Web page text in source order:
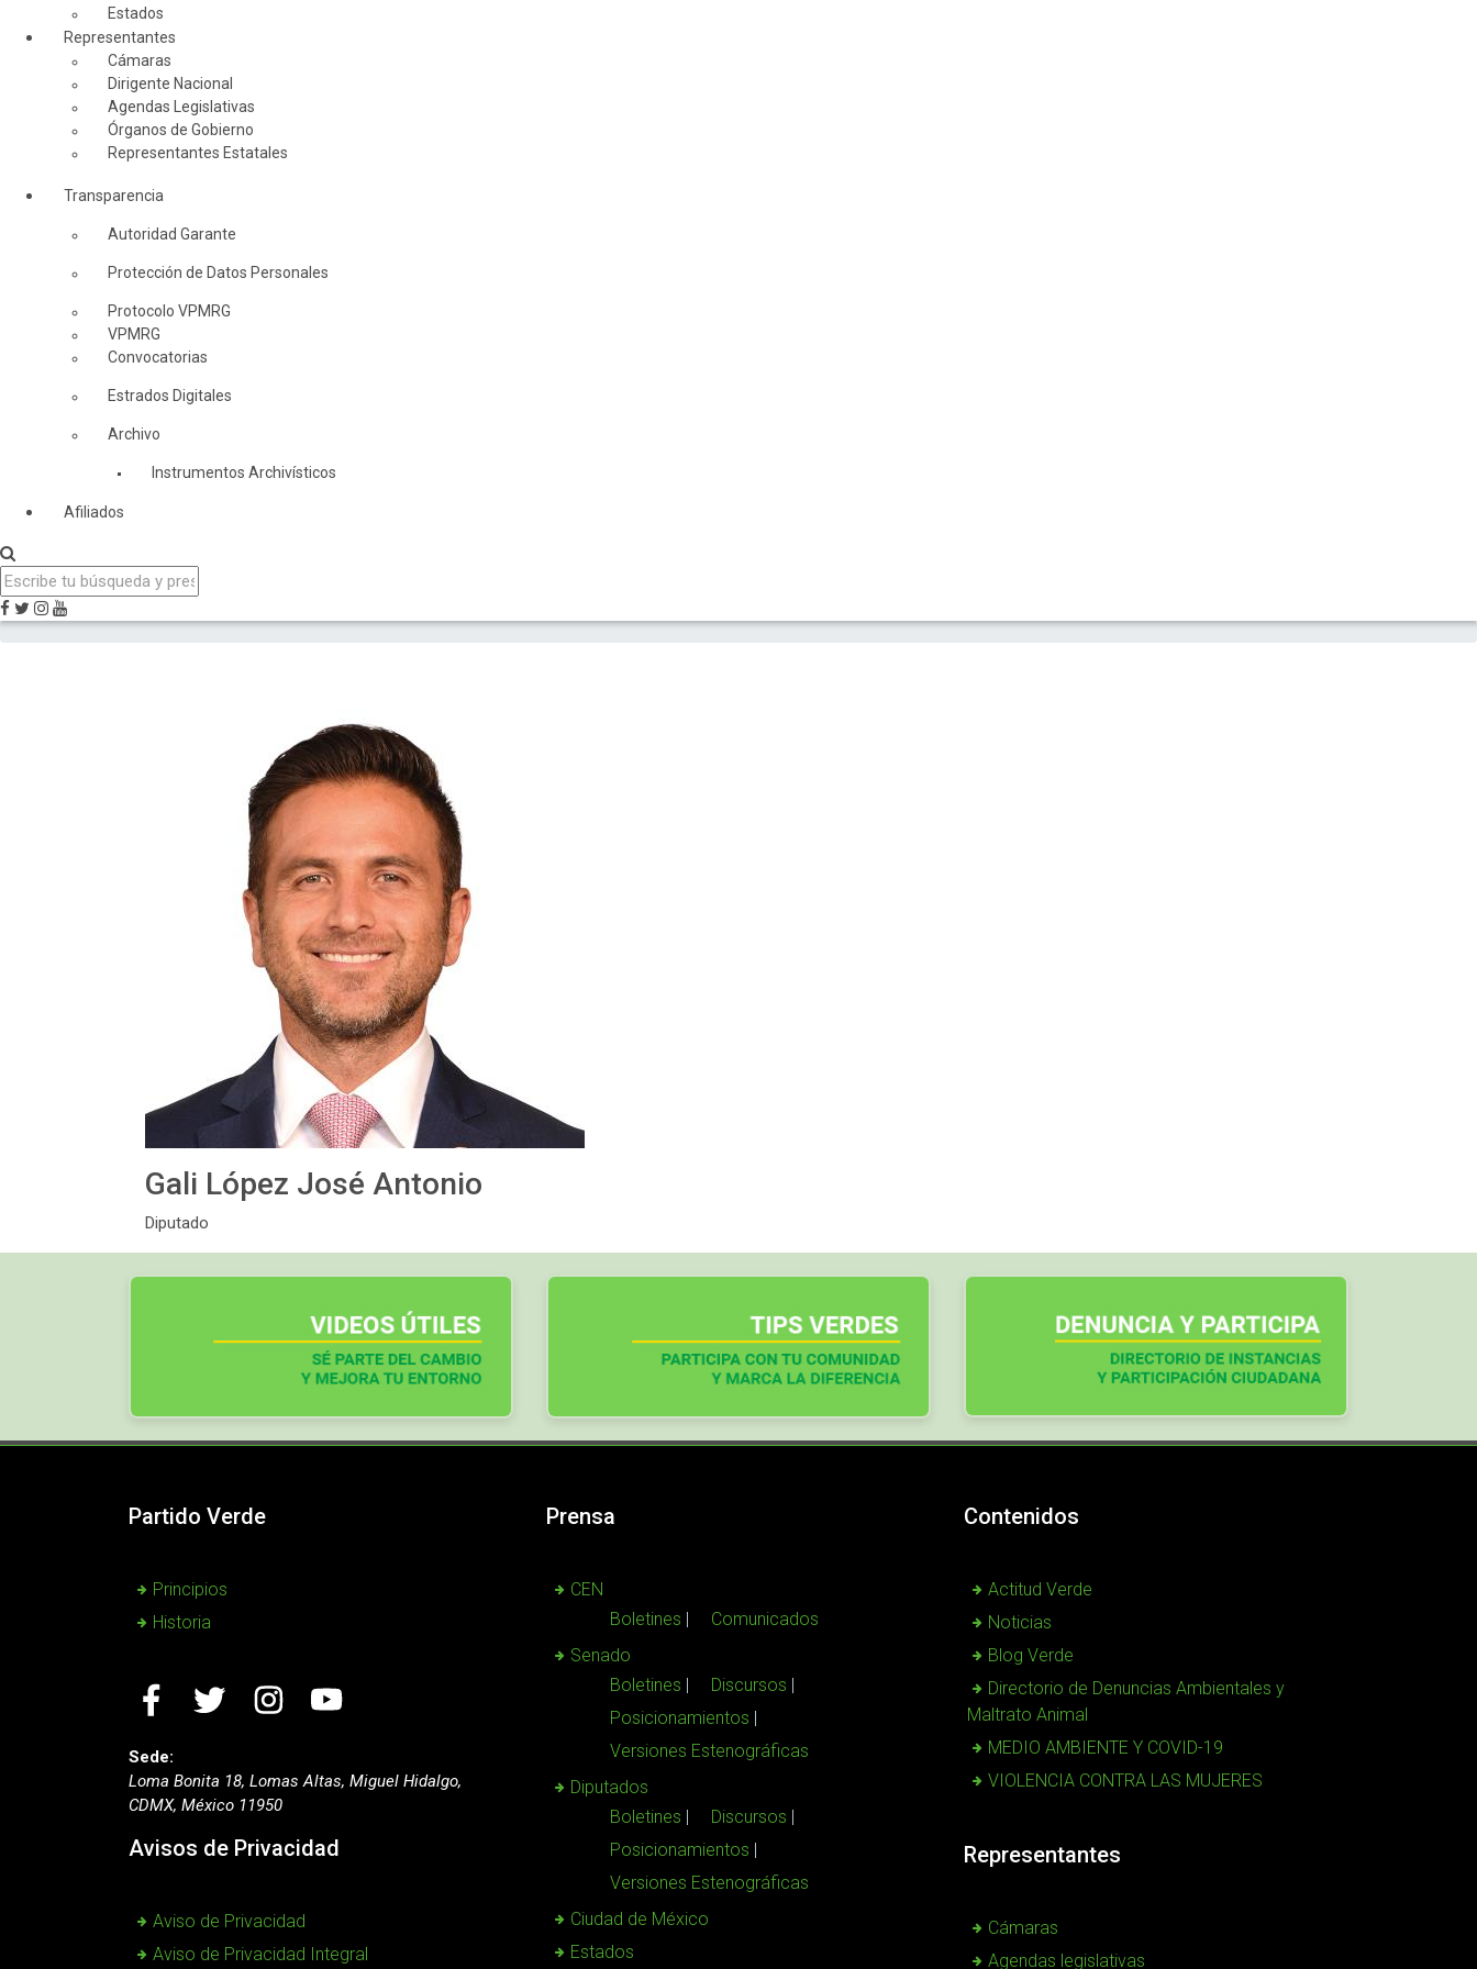
Estados
Representantes
Cámaras
Dirigente Nacional
Agendas Legislativas
Órganos de Gobierno
Representantes Estatales
Transparencia
Autoridad Garante
Protección de Datos Personales
Protocolo VPMRG
VPMRG
Convocatorias
Estrados Digitales
Archivo
Instrumentos Archivísticos
Afiliados
Gali López José Antonio
Diputado
Partido Verde
Principios
Historia
Sede:
Loma Bonita 18, Lomas Altas, Miguel Hidalgo,
CDMX, México 11950
Avisos de Privacidad
Aviso de Privacidad
Aviso de Privacidad Integral
Prensa
CEN
Boletines
Comunicados
Senado
Boletines
Discursos
Posicionamientos
Versiones Estenográficas
Diputados
Boletines
Discursos
Posicionamientos
Versiones Estenográficas
Ciudad de México
Estados
Contenidos
Actitud Verde
Noticias
Blog Verde
Directorio de Denuncias Ambientales y
Maltrato Animal
MEDIO AMBIENTE Y COVID-19
VIOLENCIA CONTRA LAS MUJERES
Representantes
Cámaras
Agendas legislativas